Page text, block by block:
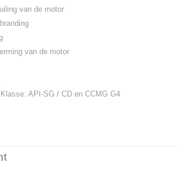
van de motor
van de motor
API-SG / CD en CCMG G4